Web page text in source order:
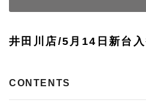
井田川店/5月14日新台
CONTENTS